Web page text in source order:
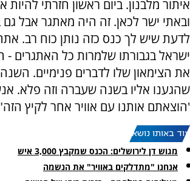
איתור מלבנון. ביום ראשון חזרתי
ובאתי ישר לכאן. זה היה מאתגר אבל
לדעת שיש לך כנס כזה נותן כוח רב.
ישראל בגבורתו שלמרות כל האתגרים
את הצימאון שלו לדברים פנימיים.
שהגענו אליו בשנה שעברה וזה פלא.
'הוצאתם אותנו עם אוויר אחר לקיץ
עוד באותו נושא:
מגוש דן לירושלים: הכנס שמקבץ 3,000 איש
אנחנו "מתדלקים באוויר" את הנשמה